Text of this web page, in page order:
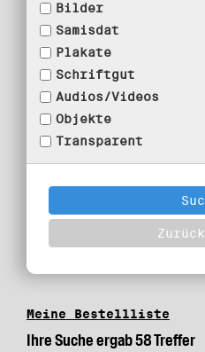
Bilder
Samisdat
Plakate
Schriftgut
Audios/Videos
Objekte
Transparent
Meine Bestellliste
Ihre Suche ergab 58 Treffer